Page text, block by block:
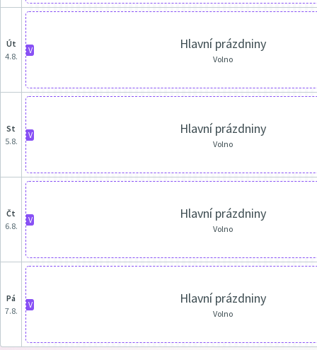
út
4.8.
V Hlavní prázdniny
Volno
st
5.8.
V Hlavní prázdniny
Volno
čt
6.8.
V Hlavní prázdniny
Volno
pá
7.8.
V Hlavní prázdniny
Volno